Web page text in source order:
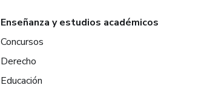
Enseñanza y estudios académicos
Concursos
Derecho
Educación